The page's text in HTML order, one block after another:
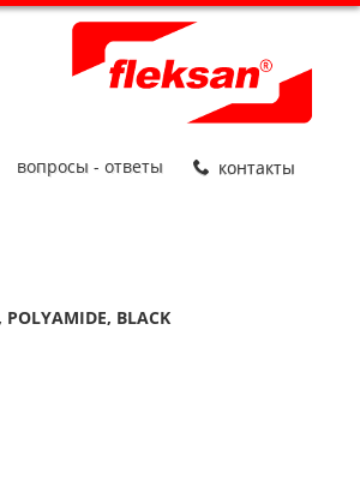
вопросы - ответы контакты
POLYAMIDE, BLACK